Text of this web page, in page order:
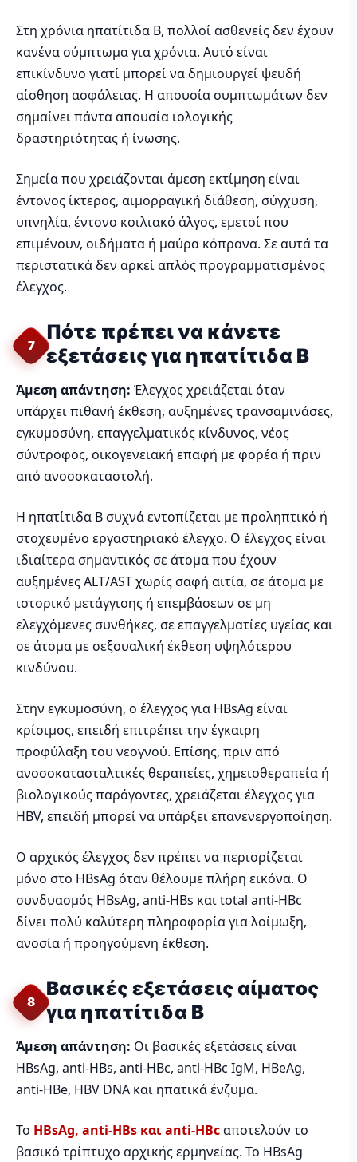
Στη χρόνια ηπατίτιδα Β, πολλοί ασθενείς δεν έχουν
κανένα σύμπτωμα για χρόνια. Αυτό είναι
επικίνδυνο γιατί μπορεί να δημιουργεί ψευδή
αίσθηση ασφάλειας. Η απουσία συμπτωμάτων δεν
σημαίνει πάντα απουσία ιολογικής
δραστηριότητας ή ίνωσης.
Σημεία που χρειάζονται άμεση εκτίμηση είναι
έντονος ίκτερος, αιμορραγική διάθεση, σύγχυση,
υπνηλία, έντονο κοιλιακό άλγος, εμετοί που
επιμένουν, οιδήματα ή μαύρα κόπρανα. Σε αυτά τα
περιστατικά δεν αρκεί απλός προγραμματισμένος
έλεγχος.
7
Πότε πρέπει να κάνετε
εξετάσεις για ηπατίτιδα Β
Άμεση απάντηση: Έλεγχος χρειάζεται όταν
υπάρχει πιθανή έκθεση, αυξημένες τρανσαμινάσες,
εγκυμοσύνη, επαγγελματικός κίνδυνος, νέος
σύντροφος, οικογενειακή επαφή με φορέα ή πριν
από ανοσοκαταστολή.
Η ηπατίτιδα Β συχνά εντοπίζεται με προληπτικό ή
στοχευμένο εργαστηριακό έλεγχο. Ο έλεγχος είναι
ιδιαίτερα σημαντικός σε άτομα που έχουν
αυξημένες ALT/AST χωρίς σαφή αιτία, σε άτομα με
ιστορικό μετάγγισης ή επεμβάσεων σε μη
ελεγχόμενες συνθήκες, σε επαγγελματίες υγείας και
σε άτομα με σεξουαλική έκθεση υψηλότερου
κινδύνου.
Στην εγκυμοσύνη, ο έλεγχος για HBsAg είναι
κρίσιμος, επειδή επιτρέπει την έγκαιρη
προφύλαξη του νεογνού. Επίσης, πριν από
ανοσοκατασταλτικές θεραπείες, χημειοθεραπεία ή
βιολογικούς παράγοντες, χρειάζεται έλεγχος για
HBV, επειδή μπορεί να υπάρξει επανενεργοποίηση.
Ο αρχικός έλεγχος δεν πρέπει να περιορίζεται
μόνο στο HBsAg όταν θέλουμε πλήρη εικόνα. Ο
συνδυασμός HBsAg, anti-HBs και total anti-HBc
δίνει πολύ καλύτερη πληροφορία για λοίμωξη,
ανοσία ή προηγούμενη έκθεση.
8
Βασικές εξετάσεις αίματος
για ηπατίτιδα Β
Άμεση απάντηση: Οι βασικές εξετάσεις είναι
HBsAg, anti-HBs, anti-HBc, anti-HBc IgM, HBeAg,
anti-HBe, HBV DNA και ηπατικά ένζυμα.
Το HBsAg, anti-HBs και anti-HBcαποτελούν το
βασικό τρίπτυχο αρχικής ερμηνείας. Το HBsAg